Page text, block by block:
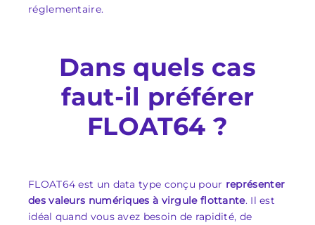
réglementaire.
Dans quels cas
faut-il préférer
FLOAT64 ?
FLOAT64 est un data type conçu pour représenter
des valeurs numériques à virgule flottante. Il est
idéal quand vous avez besoin de rapidité, de